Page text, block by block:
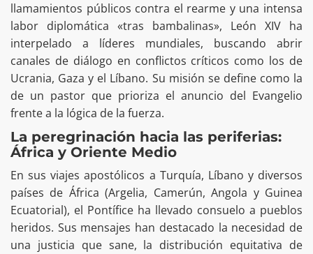
llamamientos públicos contra el rearme y una intensa
labor diplomática «tras bambalinas», León XIV ha
interpelado a líderes mundiales, buscando abrir
canales de diálogo en conflictos críticos como los de
Ucrania, Gaza y el Líbano. Su misión se define como la
de un pastor que prioriza el anuncio del Evangelio
frente a la lógica de la fuerza.
La peregrinación hacia las periferias:
África y Oriente Medio
En sus viajes apostólicos a Turquía, Líbano y diversos
países de África (Argelia, Camerún, Angola y Guinea
Ecuatorial), el Pontífice ha llevado consuelo a pueblos
heridos. Sus mensajes han destacado la necesidad de
una justicia que sane, la distribución equitativa de